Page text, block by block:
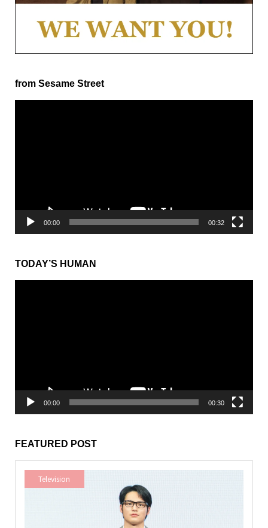
from Sesame Street
00:00 00:32
TODAY’S HUMAN
00:00 00:30
FEATURED POST
Television